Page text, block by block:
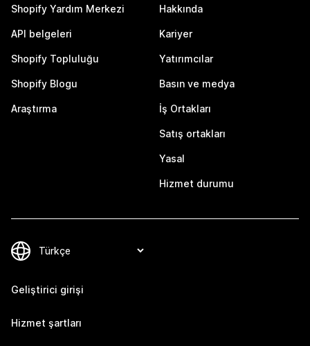
Shopify Yardım Merkezi
API belgeleri
Shopify Topluluğu
Shopify Blogu
Araştırma
Hakkında
Kariyer
Yatırımcılar
Basın ve medya
İş Ortakları
Satış ortakları
Yasal
Hizmet durumu
Geliştirici girişi
Hizmet şartları